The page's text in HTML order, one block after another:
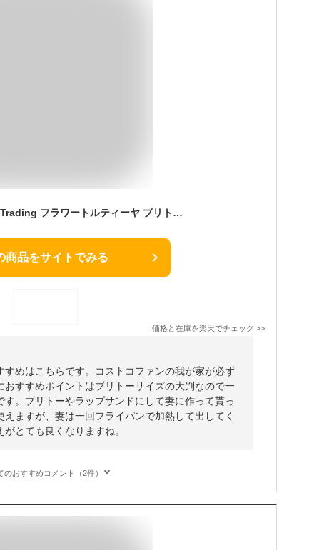
【 コストコ 】World Trading フラワートルティーヤ ブリトーサイズ 冷凍便
商品をサイトでみる
価格と在庫を楽天でチェック >>
めはこちらです。コストコファンの我が家が必ず
すすめポイントはブリトーサイズの大判なので一
。ブリトーやラップサンドにして妻に作って貰っ
ますが、妻は一回フライパンで加熱して出してく
とても良くなりますね。
のおすすめコメント（2件）